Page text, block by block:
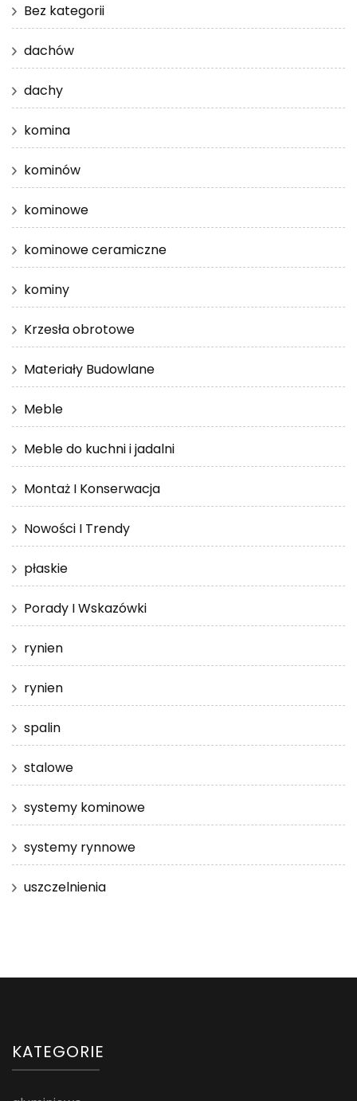
Bez kategorii
dachów
dachy
komina
kominów
kominowe
kominowe ceramiczne
kominy
Krzesła obrotowe
Materiały Budowlane
Meble
Meble do kuchni i jadalni
Montaż I Konserwacja
Nowości I Trendy
płaskie
Porady I Wskazówki
rynien
rynien
spalin
stalowe
systemy kominowe
systemy rynnowe
uszczelnienia
KATEGORIE